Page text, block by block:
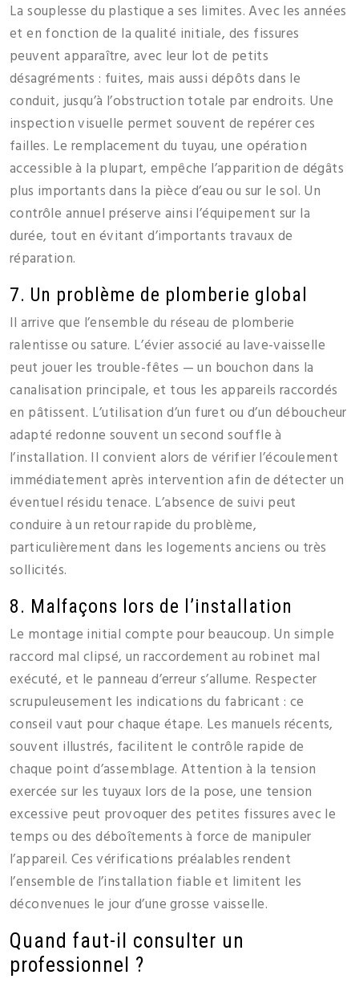
La souplesse du plastique a ses limites. Avec les années
et en fonction de la qualité initiale, des fissures
peuvent apparaître, avec leur lot de petits
désagréments : fuites, mais aussi dépôts dans le
conduit, jusqu’à l’obstruction totale par endroits. Une
inspection visuelle permet souvent de repérer ces
failles. Le remplacement du tuyau, une opération
accessible à la plupart, empêche l’apparition de dégâts
plus importants dans la pièce d’eau ou sur le sol. Un
contrôle annuel préserve ainsi l’équipement sur la
durée, tout en évitant d’importants travaux de
réparation.
7. Un problème de plomberie global
Il arrive que l’ensemble du réseau de plomberie
ralentisse ou sature. L’évier associé au lave-vaisselle
peut jouer les trouble-fêtes — un bouchon dans la
canalisation principale, et tous les appareils raccordés
en pâtissent. L’utilisation d’un furet ou d’un déboucheur
adapté redonne souvent un second souffle à
l’installation. Il convient alors de vérifier l’écoulement
immédiatement après intervention afin de détecter un
éventuel résidu tenace. L’absence de suivi peut
conduire à un retour rapide du problème,
particulièrement dans les logements anciens ou très
sollicités.
8. Malfaçons lors de l’installation
Le montage initial compte pour beaucoup. Un simple
raccord mal clipsé, un raccordement au robinet mal
exécuté, et le panneau d’erreur s’allume. Respecter
scrupuleusement les indications du fabricant : ce
conseil vaut pour chaque étape. Les manuels récents,
souvent illustrés, facilitent le contrôle rapide de
chaque point d’assemblage. Attention à la tension
exercée sur les tuyaux lors de la pose, une tension
excessive peut provoquer des petites fissures avec le
temps ou des déboîtements à force de manipuler
l’appareil. Ces vérifications préalables rendent
l’ensemble de l’installation fiable et limitent les
déconvenues le jour d’une grosse vaisselle.
Quand faut-il consulter un
professionnel ?